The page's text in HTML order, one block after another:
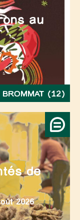
au
BROMMAT (12)
de
2026